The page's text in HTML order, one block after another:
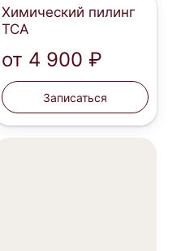
Химический пилинг
TCA
от 4 900 ₽
Записаться